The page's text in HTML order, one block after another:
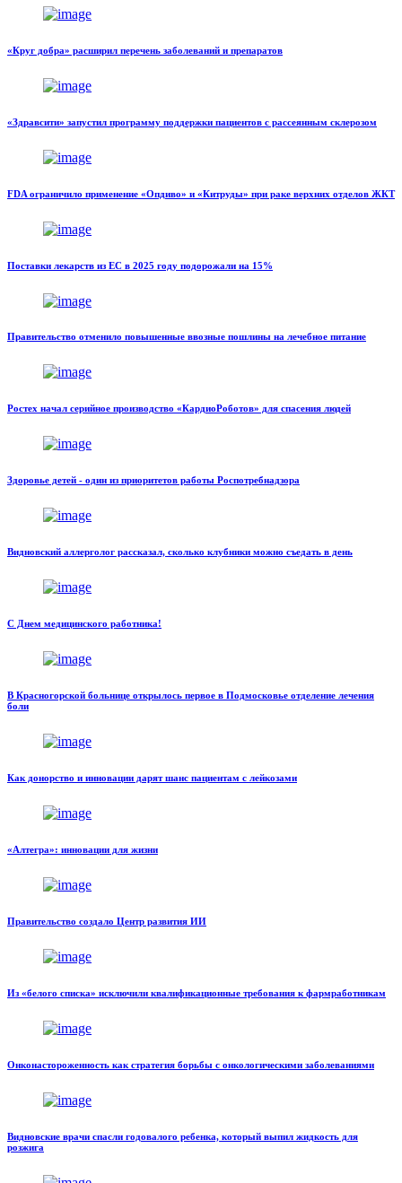
«Круг добра» расширил перечень заболеваний и препаратов
«Здравсити» запустил программу поддержки пациентов с рассеянным склерозом
FDA ограничило применение «Опдиво» и «Китруды» при раке верхних отделов ЖКТ
Поставки лекарств из ЕС в 2025 году подорожали на 15%
Правительство отменило повышенные ввозные пошлины на лечебное питание
Ростех начал серийное производство «КардиоРоботов» для спасения людей
Здоровье детей - один из приоритетов работы Роспотребнадзора
Видновский аллерголог рассказал, сколько клубники можно съедать в день
С Днем медицинского работника!
В Красногорской больнице открылось первое в Подмосковье отделение лечения
боли
Как донорство и инновации дарят шанс пациентам с лейкозами
«Алтегра»: инновации для жизни
Правительство создало Центр развития ИИ
Из «белого списка» исключили квалификационные требования к фармработникам
Онконастороженность как стратегия борьбы с онкологическими заболеваниями
Видновские врачи спасли годовалого ребенка, который выпил жидкость для
розжига